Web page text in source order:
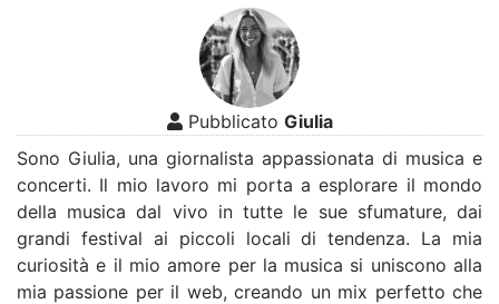
Pubblicato Giulia
Sono Giulia, una giornalista appassionata di musica e
concerti. Il mio lavoro mi porta a esplorare il mondo
della musica dal vivo in tutte le sue sfumature, dai
grandi festival ai piccoli locali di tendenza. La mia
curiosità e il mio amore per la musica si uniscono alla
mia passione per il web, creando un mix perfetto che